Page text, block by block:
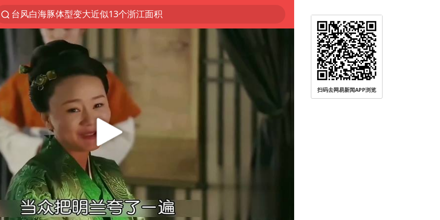
台风白海豚体型变大近似13个浙江面积
夜幕落下 运动上场
泰交通部副部长回应中国游客遭歧视
美国将对多晶硅衍生品加征15%关税
改名后的“青海拉面”店
台军“汉光秀”开场闹剧多
段绚竞因公牺牲 年仅44岁
泰国突发校园枪击案已致2死多伤
1岁宝宝碰坏纸巾盒 宝妈被索赔924元
女子开一天一夜空调后二氧化碳中毒
97岁英国奶奶飞上天再破吉尼斯纪录
扫码去网易新闻APP浏览